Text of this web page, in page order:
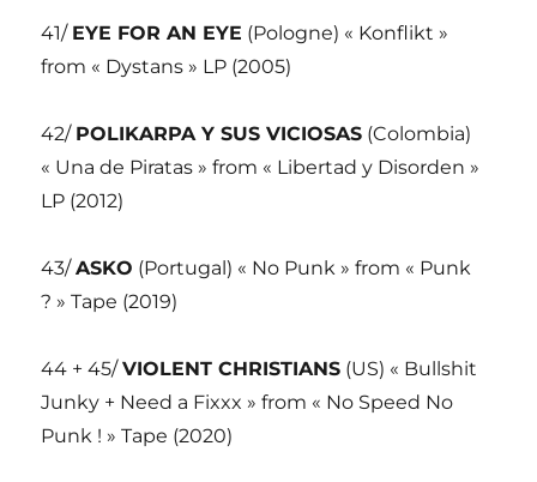
41/ EYE FOR AN EYE (Pologne) « Konflikt »
from « Dystans » LP (2005)
42/ POLIKARPA Y SUS VICIOSAS (Colombia)
« Una de Piratas » from « Libertad y Disorden »
LP (2012)
43/ASKO (Portugal) « No Punk » from « Punk
? » Tape (2019)
44 + 45/VIOLENT CHRISTIANS (US) « Bullshit
Junky + Need a Fixxx » from « No Speed No
Punk ! » Tape (2020)